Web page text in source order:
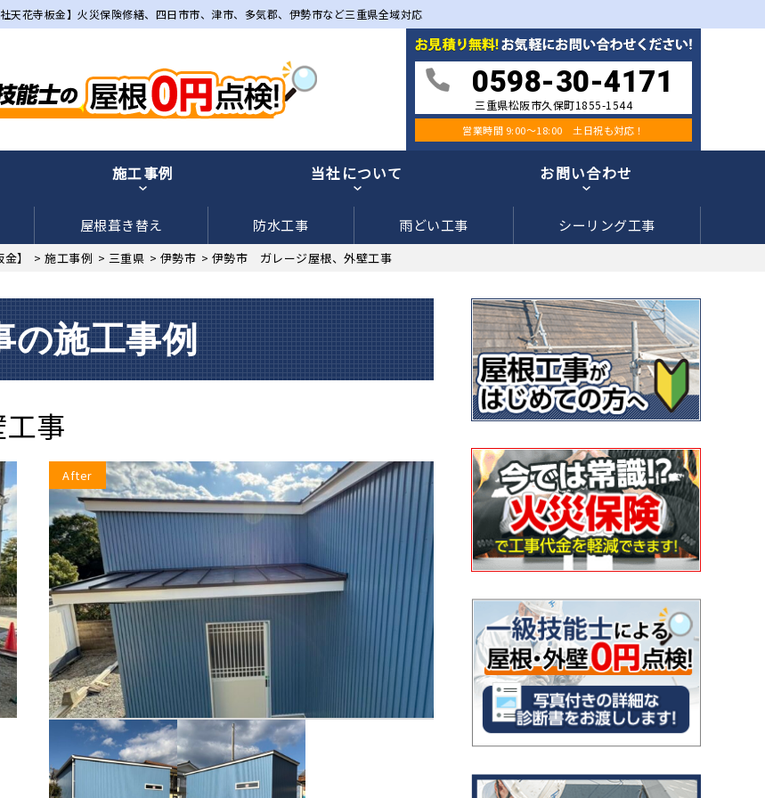
花寺板金】火災保険修繕、四日市市、津市、多気郡、伊勢市など三重県全域対応
0598-30-4171
三重県松阪市久保町1855-1544
営業時間 9:00〜18:00 土日祝も対応！
施工事例 当社について お問い合わせ
屋根葺き替え 防水工事 雨どい工事 シーリング工事
】 > 施工事例 > 三重県 > 伊勢市 > 伊勢市 ガレージ屋根、外壁工事
の施工事例
事
After